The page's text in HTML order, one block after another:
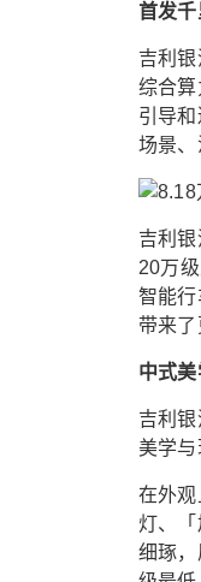
首发
吉利
综合
引导
场景、
吉利
20万
智能
带来了
中式
吉利
美学与
在外
灯、
细琢